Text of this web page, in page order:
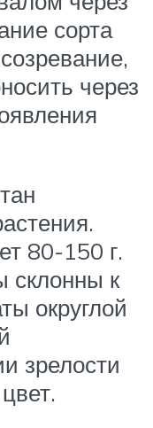
сорта
через
80-150 г.
склонны к
округлой
зрелости